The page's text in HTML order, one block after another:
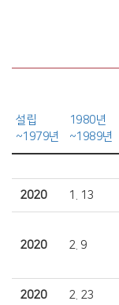
설립
~1979년
1980년
~1989년
2020 1. 13
2020 2. 9
2020 2. 23